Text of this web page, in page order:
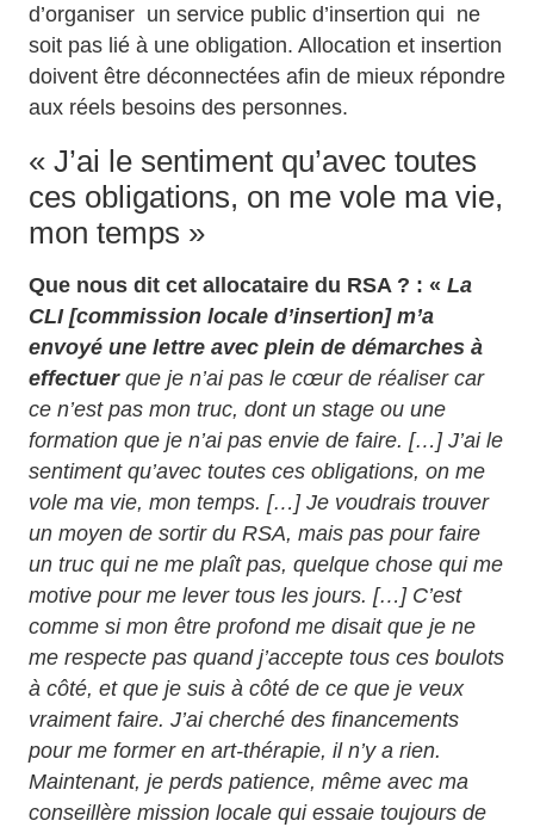
d’organiser un service public d’insertion qui ne
soit pas lié à une obligation. Allocation et insertion
doivent être déconnectées afin de mieux répondre
aux réels besoins des personnes.
« J’ai le sentiment qu’avec toutes
ces obligations, on me vole ma vie,
mon temps »
Que nous dit cet allocataire du RSA ? : « La
CLI [commission locale d’insertion] m’a
envoyé une lettre avec plein de démarches à
effectuerque je n’ai pas le cœur de réaliser car
ce n’est pas mon truc, dont un stage ou une
formation que je n’ai pas envie de faire. […] J’ai le
sentiment qu’avec toutes ces obligations, on me
vole ma vie, mon temps. […] Je voudrais trouver
un moyen de sortir du RSA, mais pas pour faire
un truc qui ne me plaît pas, quelque chose qui me
motive pour me lever tous les jours. […] C’est
comme si mon être profond me disait que je ne
me respecte pas quand j’accepte tous ces boulots
à côté, et que je suis à côté de ce que je veux
vraiment faire. J’ai cherché des financements
pour me former en art-thérapie, il n’y a rien.
Maintenant, je perds patience, même avec ma
conseillère mission locale qui essaie toujours de